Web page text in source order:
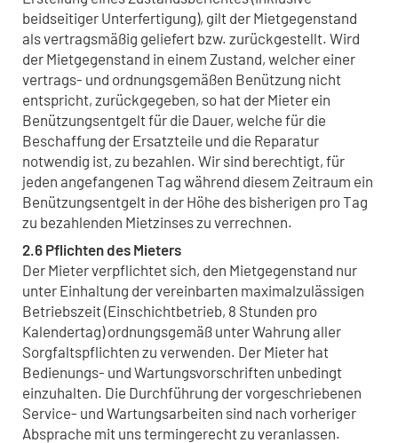
beidseitiger Unterfertigung), gilt der Mietgegenstand
als vertragsmäßig geliefert bzw. zurückgestellt. Wird
der Mietgegenstand in einem Zustand, welcher einer
vertrags- und ordnungsgemäßen Benützung nicht
entspricht, zurückgegeben, so hat der Mieter ein
Benützungsentgelt für die Dauer, welche für die
Beschaffung der Ersatzteile und die Reparatur
notwendig ist, zu bezahlen. Wir sind berechtigt, für
jeden angefangenen Tag während diesem Zeitraum ein
Benützungsentgelt in der Höhe des bisherigen pro Tag
zu bezahlenden Mietzinses zu verrechnen.
2.6 Pflichten des Mieters
Der Mieter verpflichtet sich, den Mietgegenstand nur
unter Einhaltung der vereinbarten maximalzulässigen
Betriebszeit (Einschichtbetrieb, 8 Stunden pro
Kalendertag) ordnungsgemäß unter Wahrung aller
Sorgfaltspflichten zu verwenden. Der Mieter hat
Bedienungs- und Wartungsvorschriften unbedingt
einzuhalten. Die Durchführung der vorgeschriebenen
Service- und Wartungsarbeiten sind nach vorheriger
Absprache mit uns termingerecht zu veranlassen.